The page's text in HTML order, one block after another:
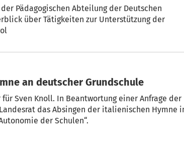
Pädagogischen Abteilung der Deutschen
über Tätigkeiten zur Unterstützung der
an deutscher Grundschule
der Schulen“.